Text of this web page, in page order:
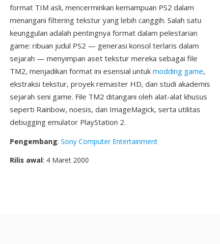
format TIM asli, mencerminkan kemampuan PS2 dalam
menangani filtering tekstur yang lebih canggih. Salah satu
keunggulan adalah pentingnya format dalam pelestarian
game: ribuan judul PS2 — generasi konsol terlaris dalam
sejarah — menyimpan aset tekstur mereka sebagai file
TM2, menjadikan format ini esensial untuk modding game,
ekstraksi tekstur, proyek remaster HD, dan studi akademis
sejarah seni game. File TM2 ditangani oleh alat-alat khusus
seperti Rainbow, noesis, dan ImageMagick, serta utilitas
debugging emulator PlayStation 2.
Pengembang: Sony Computer Entertainment
Rilis awal: 4 Maret 2000